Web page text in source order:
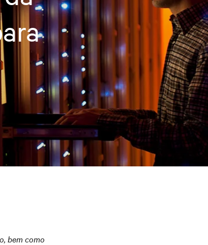
bem como